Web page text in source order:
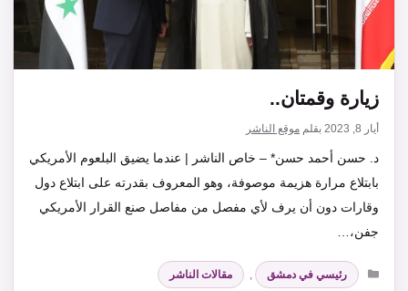
زيارة وقمتان..
أيار 8, 2023 بقلم موقع الناشر
د. حسن أحمد حسن* – خاص الناشر | عندما يضيق البلعوم الأمريكي
بابتلاع مرارة هزيمة موصوفة، وهو المعروف بقدرته على ابتلاع دول
وقارات دون أن يرف لأي مفصل من مفاصل صنع القرار الأمريكي
جفن،…
التصنيفات
رئيسي في دمشق ,
مقالات الناشر